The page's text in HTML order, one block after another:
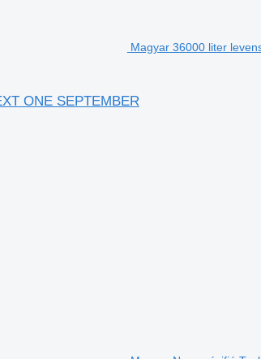
Magyar 36000 liter
ONE SEPTEMBER